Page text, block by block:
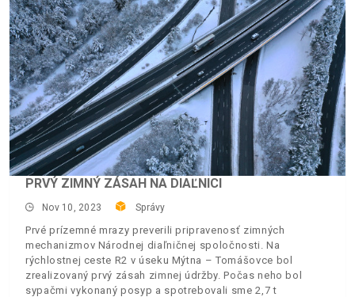
PRVÝ ZIMNÝ ZÁSAH NA DIAĽNICI
Nov 10, 2023 Správy
Prvé prízemné mrazy preverili pripravenosť zimných
mechanizmov Národnej diaľničnej spoločnosti. Na
rýchlostnej ceste R2 v úseku Mýtna – Tomášovce bol
zrealizovaný prvý zásah zimnej údržby. Počas neho bol
sypačmi vykonaný posyp a spotrebovali sme 2,7 t